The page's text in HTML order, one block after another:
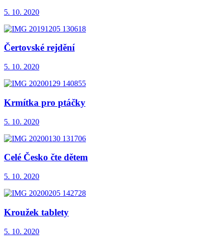
5. 10. 2020
Čertovské rejdění
5. 10. 2020
Krmítka pro ptáčky
5. 10. 2020
Celé Česko čte dětem
5. 10. 2020
Kroužek tablety
5. 10. 2020